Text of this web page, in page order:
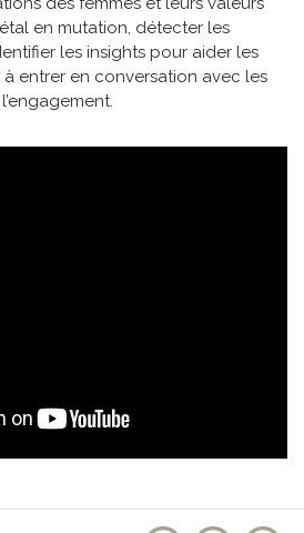
en mutation, détecter les
les insights pour aider les
entrer en conversation avec les